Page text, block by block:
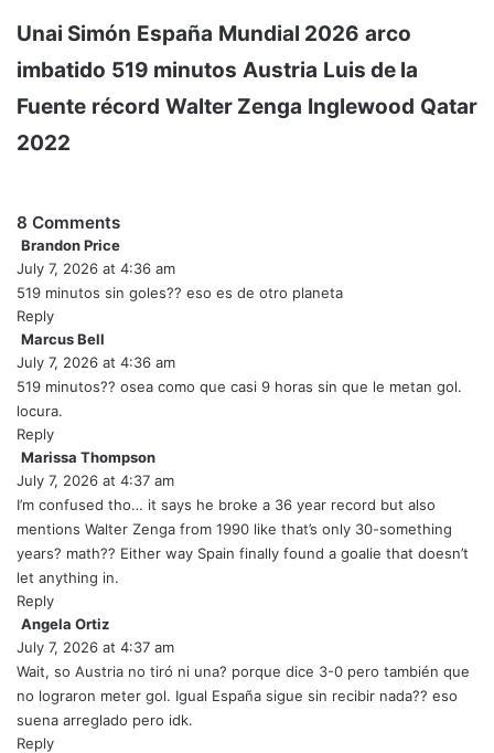
Unai Simón España Mundial 2026 arco
imbatido 519 minutos Austria Luis de la
Fuente récord Walter Zenga Inglewood Qatar
2022
8 Comments
Brandon Price
a
y
July 7, 2026 at 4:36 am
519 minutos sin goles?? eso es de otro planeta
Reply
Marcus Bell
a
y
July 7, 2026 at 4:36 am
519 minutos?? osea como que casi 9 horas sin que le metan gol.
locura.
Reply
Marissa Thompson
a
y
s
:
July 7, 2026 at 4:37 am
I’m confused tho… it says he broke a 36 year record but also
mentions Walter Zenga from 1990 like that’s only 30-something
years? math?? Either way Spain finally found a goalie that doesn’t
let anything in.
Reply
Angela Ortiz
a
y
s
:
July 7, 2026 at 4:37 am
Wait, so Austria no tiró ni una? porque dice 3-0 pero también que
no lograron meter gol. Igual España sigue sin recibir nada?? eso
suena arreglado pero idk.
Reply